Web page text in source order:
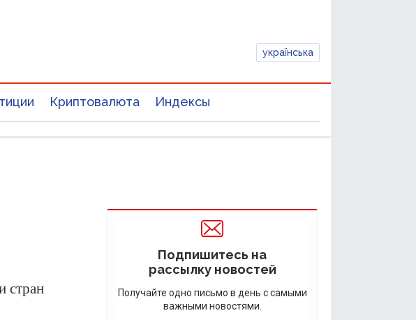
українська
Криптовалюта Индексы
стран
Подпишитесь на
рассылку новостей
Получайте одно письмо в день с самыми
важными новостями.